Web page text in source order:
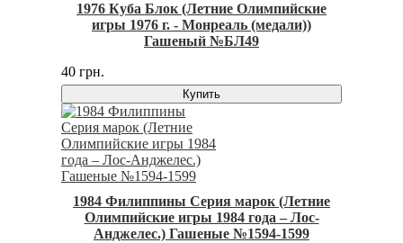
1976 Куба Блок (Летние Олимпийские
игры 1976 г. - Монреаль (медали))
Гашеный №БЛ49
40 грн.
Купить
1984 Филиппины Серия марок (Летние
Олимпийские игры 1984 года – Лос-
Анджелес.) Гашеные №1594-1599